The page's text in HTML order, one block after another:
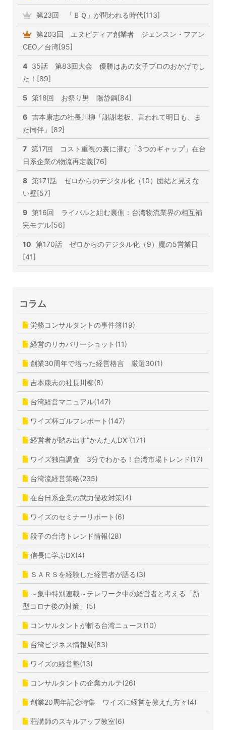
第23回 「ＢＱ」が問われる時代[113]
第203回 エヌビディア創業者 ジェンスン・フアン
CEO／台湾[95]
4 35話 第83回大会 優勝はあの女子プロのおかげでし
た！[89]
5 第18回 お祭り男 陽岱鋼[84]
6 吉本康志の社長川柳「謝謝老板、言われて明日も、ま
た同伴」[82]
7 第17回 コスト重視の裏に潜む「3つのギャップ」在台
日系企業の物流再定義[76]
8 第171話 ゼロからのデジタル化（10）団結と見えな
い壁[57]
9 第16回 ライバルと組む裏側：台湾物流業界の相互補
完モデル[56]
10 第170話 ゼロからのデジタル化（9）魔の5営業日
[41]
コラム
労務コンサルタントの事件簿(19)
経営のリカバリーショット(11)
創業30周年で培った経営格言 厳選30(1)
吉本康志の社長川柳(8)
台湾経営マニュアル(147)
ワイズ杯ゴルフレポート(147)
経営者が踏み出す”かんたんDX”(171)
ワイズ独自調査 3分でわかる！台湾市場トレンド(17)
台湾流経営策略(235)
在台日系企業の武力侵攻対策(4)
ワイズのセミナーリポート(6)
段子の台湾トレンド情報(28)
信長に学ぶDX(4)
ＳＡＲＳを経験した経営者が語る(3)
～集中特別連載～テレワーク中の経営者と考える「新
型コロナ後の対策」(5)
コンサルタントが斬る台湾ニュース(10)
台湾ビジネス情報局(83)
ワイズの経営塾(13)
コンサルタントの企業カルテ(26)
創業20周年記念特集 ワイズに経営を教えた方々(4)
荘講師のスキルアップ教室(6)